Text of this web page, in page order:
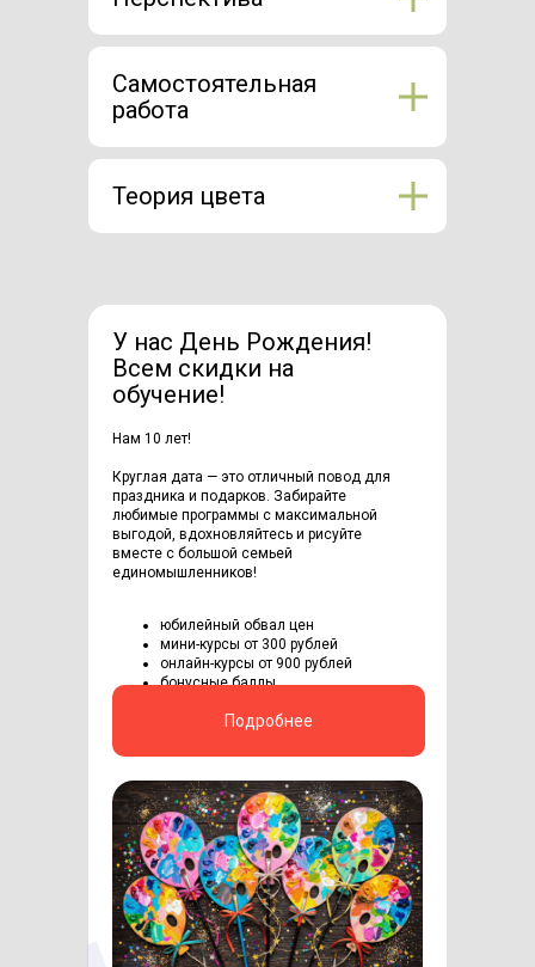
Самостоятельная
работа
Теория цвета
Нам 10 лет!
Круглая дата — это отличный повод для
праздника и подарков. Забирайте
любимые программы с максимальной
выгодой, вдохновляйтесь и рисуйте
вместе с большой семьей
единомышленников!
юбилейный обвал цен
мини-курсы от 300 рублей
онлайн-курсы от 900 рублей
бонусные баллы
Подробнее
У нас День Рождения!
Всем скидки на
обучение!